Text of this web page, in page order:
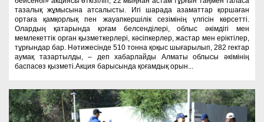
тазалық жұмысына атсалысты. Игі шарада азаматтар қоршаған
ортаға қамқорлық пен жауапкершілік сезімінің үлгісін көрсетті.
Олардың қатарында қоғам белсенділері, облыс әкімдігі мен
мемлекеттік орган қызметкерлері, кәсіпкерлер, жастар мен еріктілер,
тұрғындар бар. Нәтижесінде 510 тонна қоқыс шығарылып, 282 гектар
аумақ тазартылды, – деп хабарлайды Алматы облысы әкімінің
баспасөз қызметі.Акция барысында қоғамдық орын...